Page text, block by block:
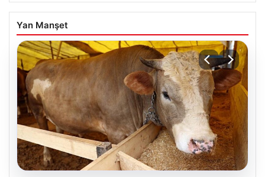
Yan Manşet